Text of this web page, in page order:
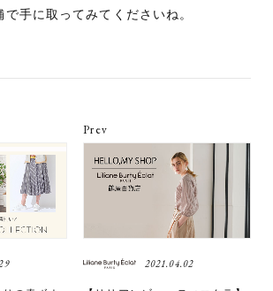
手に取ってみてくださいね。
Prev
2021.04.02